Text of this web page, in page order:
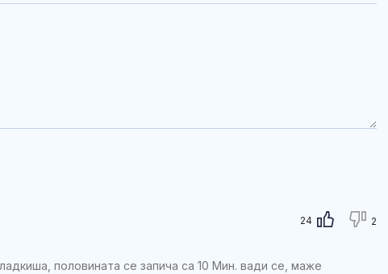
24 2
половината се запича са 10 Мин. вади се, маже